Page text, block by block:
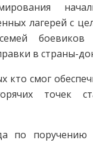
лагерей с
в страны-
кто смог
точек
по поручению